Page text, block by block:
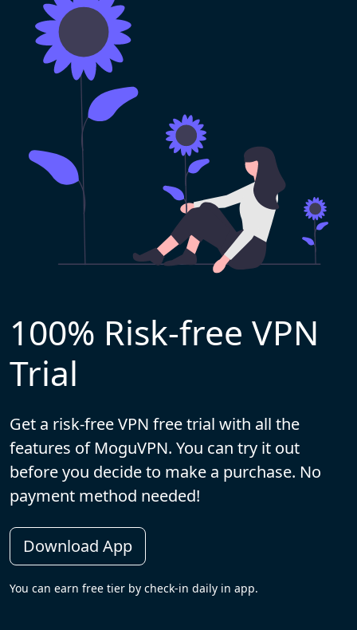
100% Risk-free VPN
Trial
Get a risk-free VPN free trial with all the
features of MoguVPN. You can try it out
before you decide to make a purchase. No
payment method needed!
Download App
You can earn free tier by check-in daily in app.